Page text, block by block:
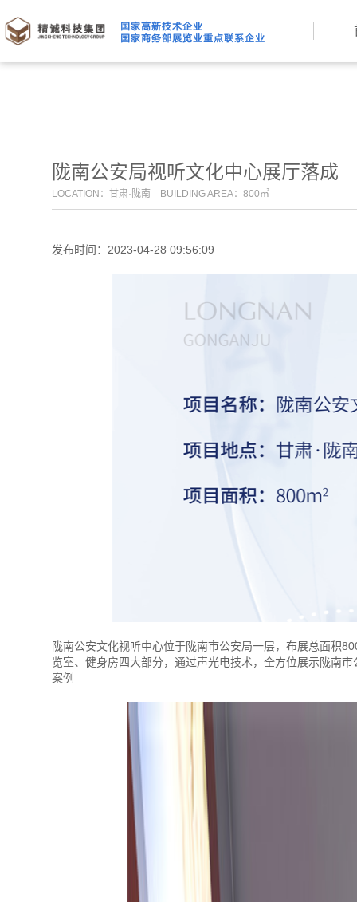
陇南公安局视听文化中心展厅落成
LOCATION：甘肃·陇南 BUILDING AREA：800㎡
发布时间：2023-04-28 09:56:09
陇南公安文化视听中心位于陇南市公安局一层，布展总面积
览室、健身房四大部分，通过声光电技术，全方位展示陇南
案例